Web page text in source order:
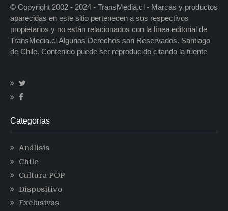
© Copyright 2002 - 2024 - TransMedia.cl - Marcas y productos
aparecidas en este sitio pertenecen a sus respectivos
propietarios y no están relacionados con la línea editorial de
TransMedia.cl Algunos Derechos son Reservados. Santiago
de Chile. Contenido puede ser reproducido citando la fuente
Categorias
Análisis
Chile
Cultura POP
Dispositivo
Exclusivas